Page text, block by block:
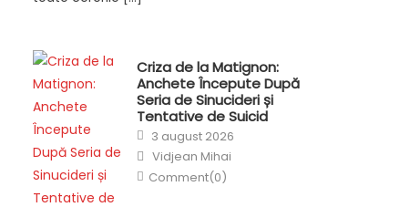
Criza de la Matignon:
Anchete Începute După
Seria de Sinucideri și
Tentative de Suicid
Posted
on
3 august 2026
Author
Vidjean Mihai
Comment(0)